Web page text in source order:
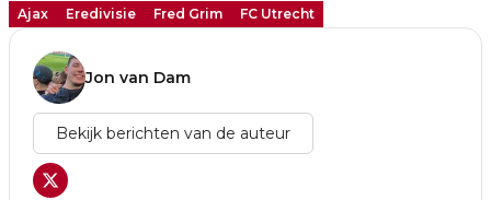
Ajax Eredivisie Fred Grim FC Utrecht
Jon van Dam
Bekijk berichten van de auteur